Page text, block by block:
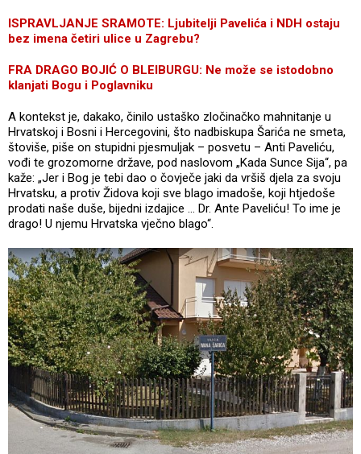
ISPRAVLJANJE SRAMOTE: Ljubitelji Pavelića i NDH ostaju
bez imena četiri ulice u Zagrebu?
FRA DRAGO BOJIĆ O BLEIBURGU: Ne može se istodobno
klanjati Bogu i Poglavniku
A kontekst je, dakako, činilo ustaško zločinačko mahnitanje u
Hrvatskoj i Bosni i Hercegovini, što nadbiskupa Šarića ne smeta,
štoviše, piše on stupidni pjesmuljak – posvetu – Anti Paveliću,
vođi te grozomorne države, pod naslovom „Kada Sunce Sija“, pa
kaže: „Jer i Bog je tebi dao o čovječe jaki da vršiš djela za svoju
Hrvatsku, a protiv Židova koji sve blago imadoše, koji htjedoše
prodati naše duše, bijedni izdajice … Dr. Ante Paveliću! To ime je
drago! U njemu Hrvatska vječno blago“.